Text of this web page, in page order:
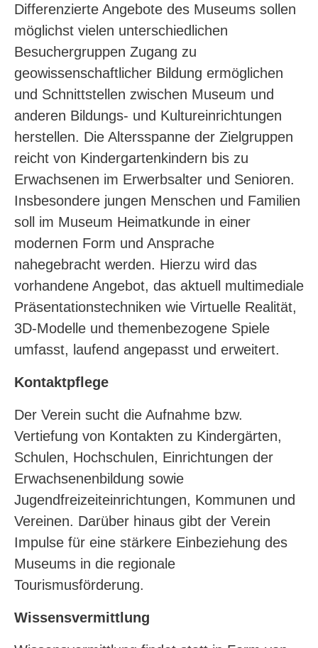
Differenzierte Angebote des Museums sollen
möglichst vielen unterschiedlichen
Besuchergruppen Zugang zu
geowissenschaftlicher Bildung ermöglichen
und Schnittstellen zwischen Museum und
anderen Bildungs- und Kultureinrichtungen
herstellen. Die Altersspanne der Zielgruppen
reicht von Kindergartenkindern bis zu
Erwachsenen im Erwerbsalter und Senioren.
Insbesondere jungen Menschen und Familien
soll im Museum Heimatkunde in einer
modernen Form und Ansprache
nahegebracht werden. Hierzu wird das
vorhandene Angebot, das aktuell multimediale
Präsentationstechniken wie Virtuelle Realität,
3D-Modelle und themenbezogene Spiele
umfasst, laufend angepasst und erweitert.
Kontaktpflege
Der Verein sucht die Aufnahme bzw.
Vertiefung von Kontakten zu Kindergärten,
Schulen, Hochschulen, Einrichtungen der
Erwachsenenbildung sowie
Jugendfreizeiteinrichtungen, Kommunen und
Vereinen. Darüber hinaus gibt der Verein
Impulse für eine stärkere Einbeziehung des
Museums in die regionale
Tourismusförderung.
Wissensvermittlung